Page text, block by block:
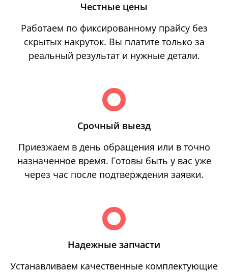
Честные цены
Работаем по фиксированному прайсу без
скрытых накруток. Вы платите только за
реальный результат и нужные детали.
Срочный выезд
Приезжаем в день обращения или в точно
назначенное время. Готовы быть у вас уже
через час после подтверждения заявки.
Надежные запчасти
Устанавливаем качественные комплектующие